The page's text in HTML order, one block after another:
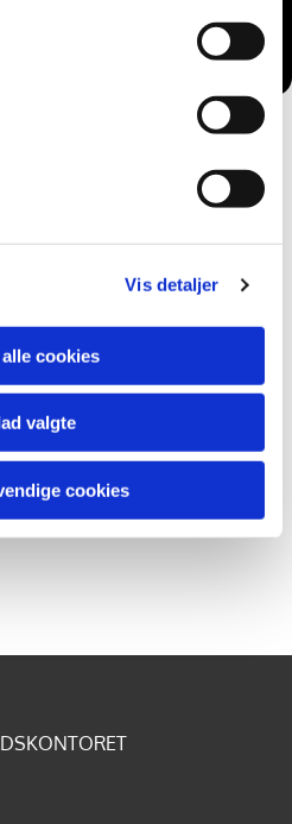
Vis detaljer
cookies
valgte
cookies
kunne lide...